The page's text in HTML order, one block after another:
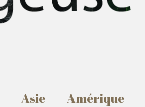
Asie Amérique